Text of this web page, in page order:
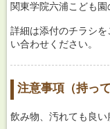
関東学院六浦こども園
詳細は添付のチラシ
い合わせください。
注意事項（持っ
飲み物、汚れても良い